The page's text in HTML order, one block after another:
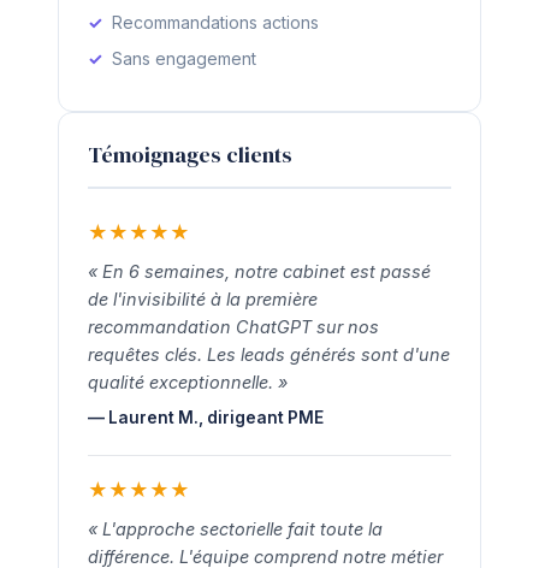
Recommandations actions
Sans engagement
Témoignages clients
★ ★ ★ ★ ★
« En 6 semaines, notre cabinet est passé
de l'invisibilité à la première
recommandation ChatGPT sur nos
requêtes clés. Les leads générés sont d'une
qualité exceptionnelle. »
— Laurent M., dirigeant PME
★ ★ ★ ★ ★
« L'approche sectorielle fait toute la
différence. L'équipe comprend notre métier